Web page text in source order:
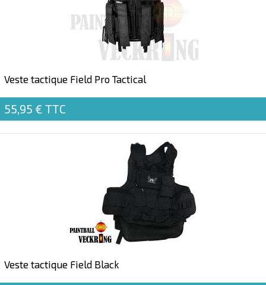
Veste tactique Field Pro Tactical
55,95 € TTC
Veste tactique Field Black